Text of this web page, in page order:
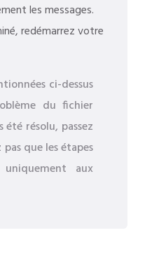
les messages.
redémarrez votre
ci-dessus
du fichier
été résolu, passez
que les étapes
aux